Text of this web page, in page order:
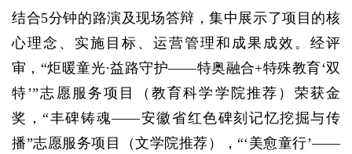
结合5分钟的路演及现场答辩，集中展示了项目的核
心理念、实施目标、运营管理和成果成效。经评
审，“炬暖童光·益路守护——特奥融合+特殊教育‘双
特’”志愿服务项目（教育科学学院推荐）荣获金
奖，“丰碑铸魂——安徽省红色碑刻记忆挖掘与传
播”志愿服务项目（文学院推荐），“‘美愈童行’——